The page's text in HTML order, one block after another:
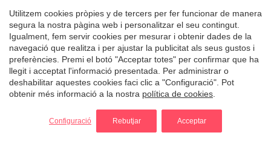
609 681 652
Depilació Barcelona
On estem
ES CA
Utilitzem cookies pròpies y de tercers per fer funcionar de manera
segura la nostra pàgina web i personalitzar el seu contingut.
Igualment, fem servir cookies per mesurar i obtenir dades de la
navegació que realitza i per ajustar la publicitat als seus gustos i
preferències. Premi el botó "Acceptar totes" per confirmar que ha
llegit i acceptat l'informació presentada. Per administrar o
deshabilitar aquestes cookies faci clic a "Configuració". Pot
obtenir més informació a la nostra política de cookies
Configuració Rebutjar Acceptar
informació sobre les preferències i les eleccions personals
de l'usuari a través de l'observació continuada dels seus
hàbits de navegació. Gràcies a elles, podem conèixer els
hàbits de navegació al lloc web i mostrar publicitat
relacionada amb el perfil de navegació de l'usuari.
Guardar configuració Acceptar totes